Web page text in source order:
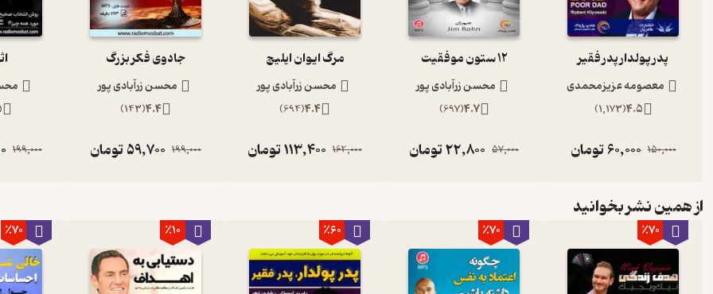
پدر پولدار پدر فقیر
معصومه عزیزمحمدی
4.5
(
1,173
)
150,000
60,000تومان
12 ستون موفقیت
محسن زرآبادی پور
4.7
(
697
)
57,000
22,800تومان
مرگ ایوان ایلیچ
محسن زرآبادی پور
4.4
(
694
)
162,000
113,400تومان
جادوی فکر بزرگ
محسن زرآبادی پور
4.4
(
143
)
199,000
59,700تومان 199,000
از همین نشر بخوانید
٪70 ٪70 ٪60 ٪10 ٪70